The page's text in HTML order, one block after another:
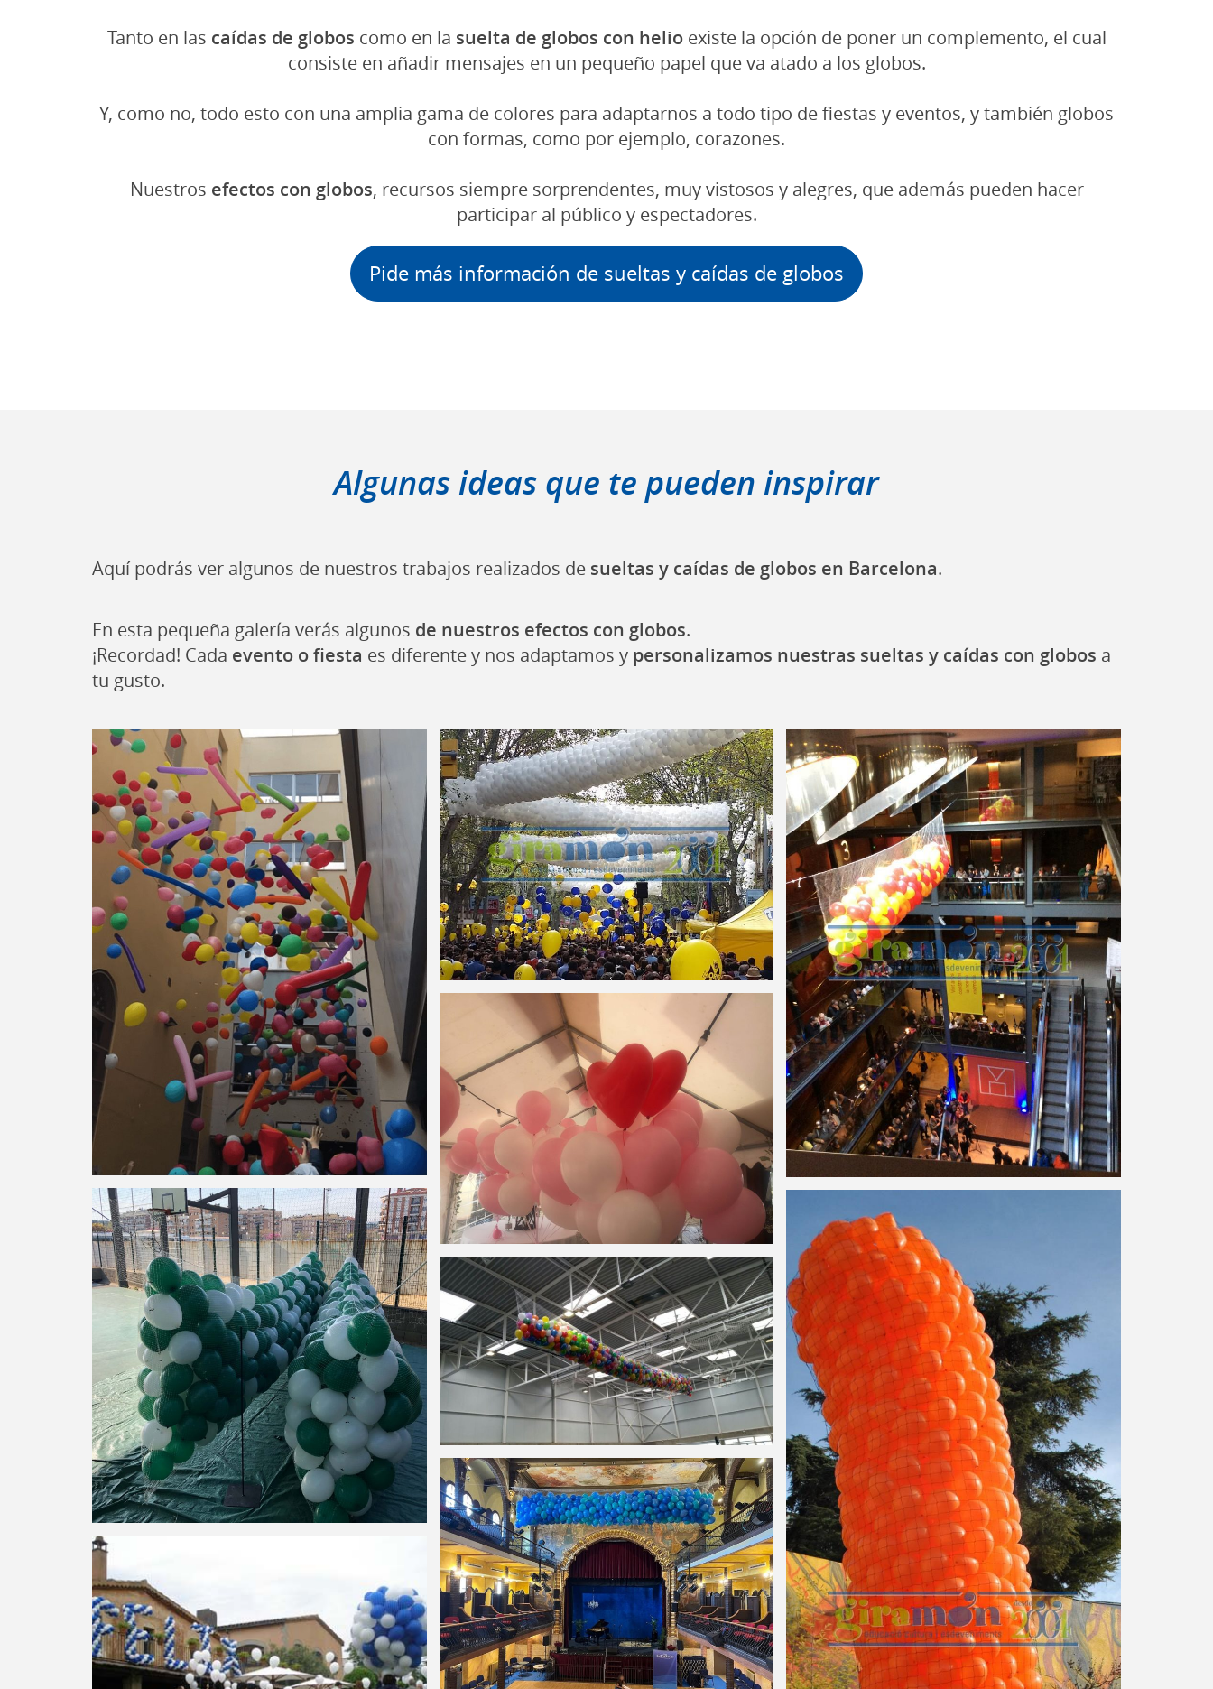
Tanto en las caídas de globos como en la suelta de globos con helioexiste la opción de poner un complemento, el cual
consiste en añadir mensajes en un pequeño papel que va atado a los globos.
Y, como no, todo esto con una amplia gama de colores para adaptarnos a todo tipo de fiestas y eventos, y también globos
con formas, como por ejemplo, corazones.
Nuestros efectos con globos, recursos siempre sorprendentes, muy vistosos y alegres, que además pueden hacer
participar al público y espectadores.
Pide más información de sueltas y caídas de globos
Algunas ideas que te pueden inspirar
Aquí podrás ver algunos de nuestros trabajos realizados de sueltas y caídas de globos en Barcelona.
En esta pequeña galería verás algunos de nuestros efectos con globos.
¡Recordad! Cada evento o fiesta es diferente y nos adaptamos y personalizamos nuestras sueltas y caídas con globos a
tu gusto.